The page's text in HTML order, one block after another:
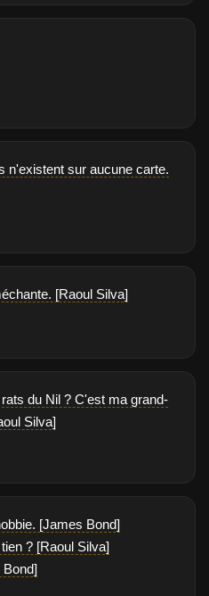
n'existent sur aucune carte.
[Raoul Silva]
du Nil ? C'est ma grand-
Silva]
[James Bond]
? [Raoul Silva]